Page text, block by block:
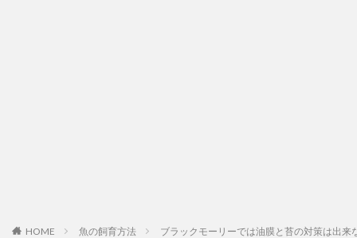
HOME 魚の飼育方法 ブラックモーリーでは油膜と苔の対策は出来